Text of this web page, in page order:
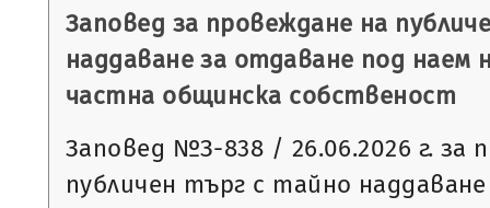
Заповед за провеждане на
наддаване за отдаване под
частна общинска собственост
Заповед №З-838 / 26.06.2026 г. за
публичен търг с тайно